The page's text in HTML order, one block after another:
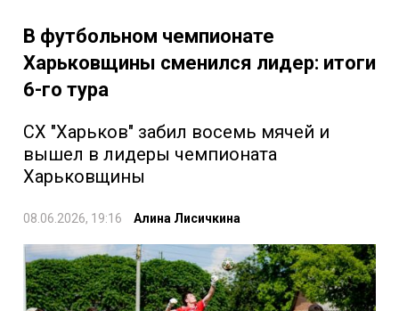
В футбольном чемпионате
Харьковщины сменился лидер: итоги
6-го тура
СХ "Харьков" забил восемь мячей и
вышел в лидеры чемпионата
Харьковщины
08.06.2026, 19:16 Алина Лисичкина